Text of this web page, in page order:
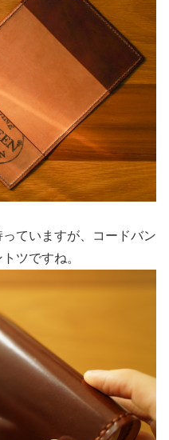
ていますが、コードバン
ツですね。